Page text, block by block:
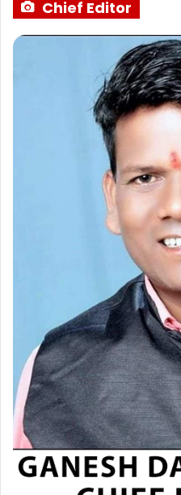
Chief Editor